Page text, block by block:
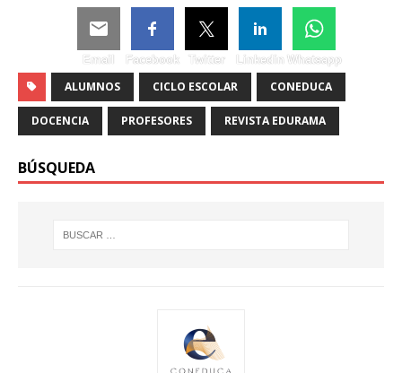
Email Facebook Twitter Linkedin Whatsapp
ALUMNOS CICLO ESCOLAR CONEDUCA
DOCENCIA PROFESORES REVISTA EDURAMA
BÚSQUEDA